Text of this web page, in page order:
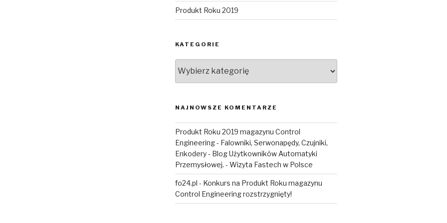
Produkt Roku 2019
KATEGORIE
NAJNOWSZE KOMENTARZE
Produkt Roku 2019 magazynu Control
Engineering - Falowniki, Serwonapędy, Czujniki,
Enkodery - Blog Użytkowników Automatyki
Przemysłowej. - Wizyta Fastech w Polsce
fo24.pl - Konkurs na Produkt Roku magazynu
Control Engineering rozstrzygnięty!